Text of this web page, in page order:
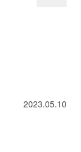
2023.05.10